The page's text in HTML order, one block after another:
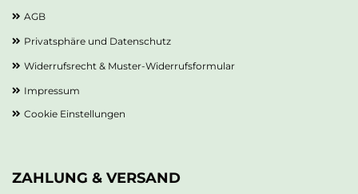
AGB
Privatsphäre und Datenschutz
Widerrufsrecht & Muster-Widerrufsformular
Impressum
Cookie Einstellungen
ZAHLUNG & VERSAND